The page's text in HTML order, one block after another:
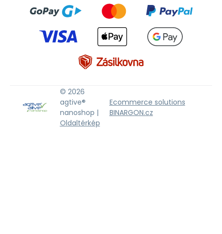
© 2026
agtive®
nanoshop |
Oldaltérkép
Ecommerce solutions
BINARGON.cz